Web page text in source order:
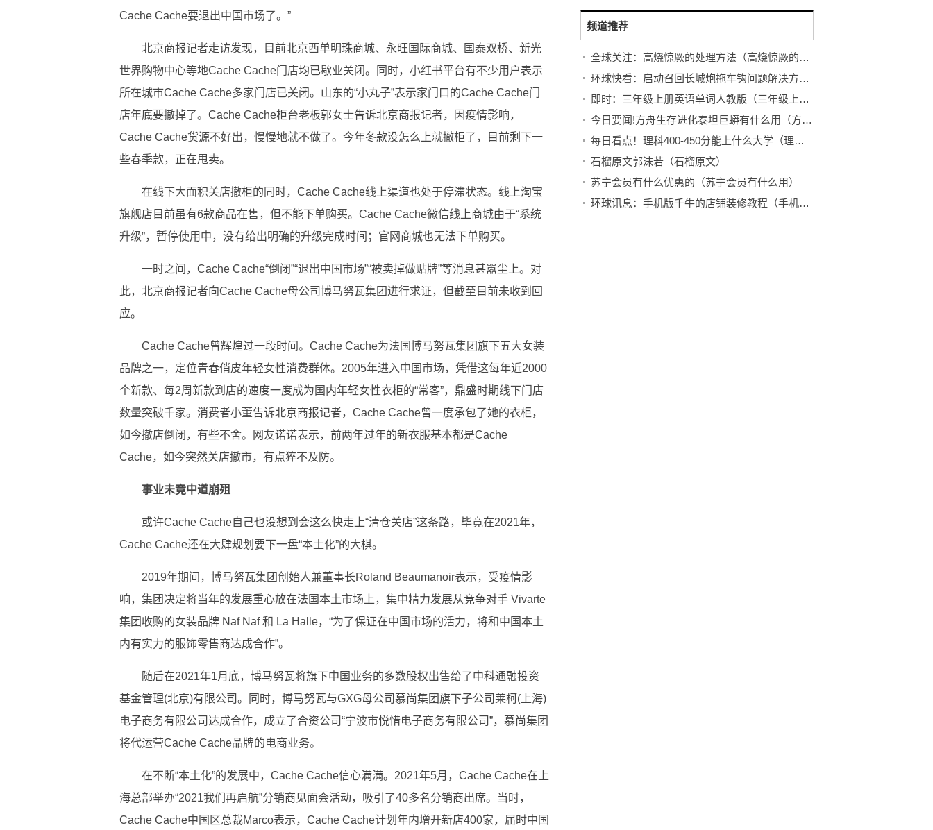
Cache Cache要退出中国市场了。”
北京商报记者走访发现，目前北京西单明珠商城、永旺国际商城、国泰双桥、新光
世界购物中心等地Cache Cache门店均已歇业关闭。同时，小红书平台有不少用户表示
所在城市Cache Cache多家门店已关闭。山东的“小丸子”表示家门口的Cache Cache门
店年底要撤掉了。Cache Cache柜台老板郭女士告诉北京商报记者，因疫情影响，
Cache Cache货源不好出，慢慢地就不做了。今年冬款没怎么上就撤柜了，目前剩下一
些春季款，正在甩卖。
在线下大面积关店撤柜的同时，Cache Cache线上渠道也处于停滞状态。线上淘宝
旗舰店目前虽有6款商品在售，但不能下单购买。Cache Cache微信线上商城由于“系统
升级”，暂停使用中，没有给出明确的升级完成时间；官网商城也无法下单购买。
一时之间，Cache Cache“倒闭”“退出中国市场”“被卖掉做贴牌”等消息甚嚣尘上。对
此，北京商报记者向Cache Cache母公司博马努瓦集团进行求证，但截至目前未收到回
应。
Cache Cache曾辉煌过一段时间。Cache Cache为法国博马努瓦集团旗下五大女装
品牌之一，定位青春俏皮年轻女性消费群体。2005年进入中国市场，凭借这每年近2000
个新款、每2周新款到店的速度一度成为国内年轻女性衣柜的“常客”，鼎盛时期线下门店
数量突破千家。消费者小董告诉北京商报记者，Cache Cache曾一度承包了她的衣柜，
如今撤店倒闭，有些不舍。网友诺诺表示，前两年过年的新衣服基本都是Cache
Cache，如今突然关店撤市，有点猝不及防。
事业未竟中道崩殂
或许Cache Cache自己也没想到会这么快走上“清仓关店”这条路，毕竟在2021年，
Cache Cache还在大肆规划要下一盘“本土化”的大棋。
2019年期间，博马努瓦集团创始人兼董事长Roland Beaumanoir表示，受疫情影
响，集团决定将当年的发展重心放在法国本土市场上，集中精力发展从竞争对手 Vivarte
集团收购的女装品牌 Naf Naf 和 La Halle，“为了保证在中国市场的活力，将和中国本土
内有实力的服饰零售商达成合作”。
随后在2021年1月底，博马努瓦将旗下中国业务的多数股权出售给了中科通融投资
基金管理(北京)有限公司。同时，博马努瓦与GXG母公司慕尚集团旗下子公司莱柯(上海)
电子商务有限公司达成合作，成立了合资公司“宁波市悦惜电子商务有限公司”，慕尚集团
将代运营Cache Cache品牌的电商业务。
在不断“本土化”的发展中，Cache Cache信心满满。2021年5月，Cache Cache在上
海总部举办“2021我们再启航”分销商见面会活动，吸引了40多名分销商出席。当时，
Cache Cache中国区总裁Marco表示，Cache Cache计划年内增开新店400家，届时中国
频道推荐
全球关注：高烧惊厥的处理方法（高烧惊厥的处理方法）
环球快看：启动召回长城炮拖车钩问题解决方案出台
即时：三年级上册英语单词人教版（三年级上册英语单词）
今日要闻!方舟生存进化泰坦巨蟒有什么用（方舟生存进化泰坦巨蟒）
每日看点！理科400-450分能上什么大学（理科）
石榴原文郭沫若（石榴原文）
苏宁会员有什么优惠的（苏宁会员有什么用）
环球讯息：手机版千牛的店铺装修教程（手机千牛店铺装修教程）